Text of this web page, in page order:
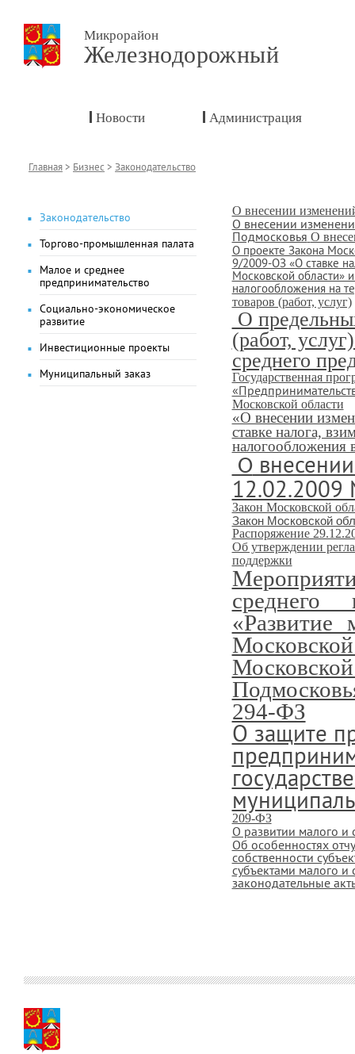
Микрорайон
Железнодорожный
Новости Администрация
Главная> Бизнес > Законодательство
Законодательство
Торгово-промышленная палата
Малое и среднее
предпринимательство
Социально-экономическое
развитие
Инвестиционные проекты
Муниципальный заказ
О внесении
О внесении
Подмосковья О
О проекте Закона
9/2009-ОЗ «О ставке
Московской области»
налогообложения на
товаров (работ, услуг)
О
(работ,
среднего
Государственная
Московской области
«О внесении
ставке налога,
налогообложения
О
Закон Московской
Закон Московской
Распоряжение
Об утверждении
поддержки
среднего
«Развитие
294-ФЗ
О защите
209-ФЗ
О развитии малого и
Об особенностях
собственности
субъектами малого
законодательные